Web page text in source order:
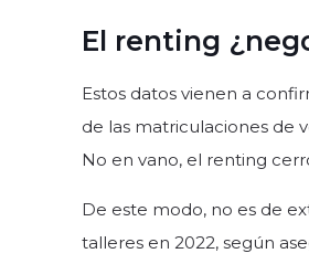
El renting
Estos datos vienen a
de las matriculaciones de
No en vano, el renting
De este modo, no es de
talleres en 2022, según